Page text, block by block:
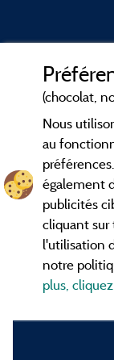
Les meilleurs
nos adhérents et
Gorges de
d'Orgnac, Le
informez vous
Faites vous votre
(chocolat,
Nous
au
également
publicités
cliquant sur
l'utilisation
notre
plus,